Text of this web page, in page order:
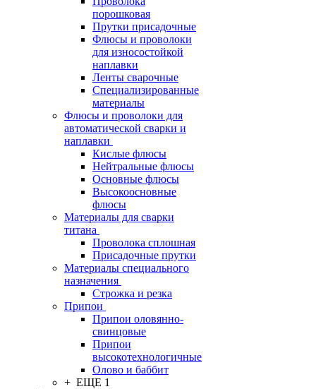
порошковая
Прутки присадочные
Флюсы и проволоки
для износостойкой
наплавки
Ленты сварочные
Специализированные
материалы
Флюсы и проволоки для
автоматической сварки и
наплавки
Кислые флюсы
Нейтральные флюсы
Основные флюсы
Высокоосновные
флюсы
Материалы для сварки
титана
Проволока сплошная
Присадочные прутки
Материалы специального
назначения
Строжка и резка
Припои
Припои оловянно-
свинцовые
Припои
высокотехнологичные
Олово и баббит
+ ЕЩЕ 1